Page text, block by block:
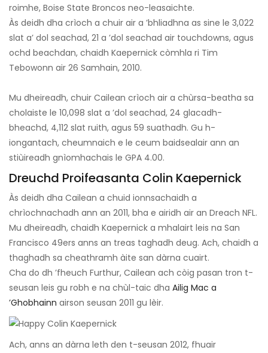
roimhe, Boise State Broncos neo-leasaichte.
Às deidh dha crìoch a chuir air a ’bhliadhna as sine le 3,022
slat a’ dol seachad, 21 a ’dol seachad air touchdowns, agus
ochd beachdan, chaidh Kaepernick còmhla ri Tim
Tebowonn air 26 Samhain, 2010.
Mu dheireadh, chuir Cailean crìoch air a chùrsa-beatha sa
cholaiste le 10,098 slat a ’dol seachad, 24 glacadh-
bheachd, 4,112 slat ruith, agus 59 suathadh. Gu h-
iongantach, cheumnaich e le ceum baidsealair ann an
stiùireadh gnìomhachais le GPA 4.00.
Dreuchd Proifeasanta Colin Kaepernick
Às deidh dha Cailean a chuid ionnsachaidh a
chrìochnachadh ann an 2011, bha e airidh air an Dreach NFL.
Mu dheireadh, chaidh Kaepernick a mhalairt leis na San
Francisco 49ers anns an treas taghadh deug. Ach, chaidh a
thaghadh sa cheathramh àite san dàrna cuairt.
Cha do dh ’fheuch Furthur, Cailean ach còig pasan tron ​​t-
seusan leis gu robh e na chùl-taic dha Ailig Mac a
’Ghobhainn airson seusan 2011 gu lèir.
Ach, anns an dàrna leth den t-seusan 2012, fhuair